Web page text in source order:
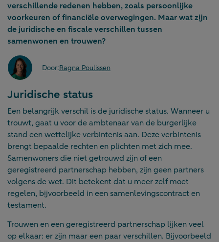
verschillende redenen hebben, zoals persoonlijke
voorkeuren of financiële overwegingen. Maar wat zijn
de juridische en fiscale verschillen tussen
samenwonen en trouwen?
Door:Ragna Poulissen
Juridische status
Een belangrijk verschil is de juridische status. Wanneer u
trouwt, gaat u voor de ambtenaar van de burgerlijke
stand een wettelijke verbintenis aan. Deze verbintenis
brengt bepaalde rechten en plichten met zich mee.
Samenwoners die niet getrouwd zijn of een
geregistreerd partnerschap hebben, zijn geen partners
volgens de wet. Dit betekent dat u meer zelf moet
regelen, bijvoorbeeld in een samenlevingscontract en
testament.
Trouwen en een geregistreerd partnerschap lijken veel
op elkaar: er zijn maar een paar verschillen. Bijvoorbeeld